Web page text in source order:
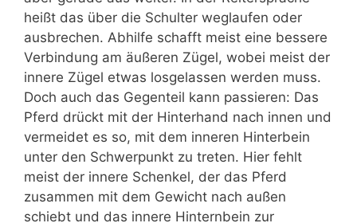
heißt das über die Schulter weglaufen oder
ausbrechen. Abhilfe schafft meist eine bessere
Verbindung am äußeren Zügel, wobei meist der
innere Zügel etwas losgelassen werden muss.
Doch auch das Gegenteil kann passieren: Das
Pferd drückt mit der Hinterhand nach innen und
vermeidet es so, mit dem inneren Hinterbein
unter den Schwerpunkt zu treten. Hier fehlt
meist der innere Schenkel, der das Pferd
zusammen mit dem Gewicht nach außen
schiebt und das innere Hinternbein zur